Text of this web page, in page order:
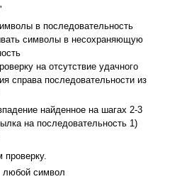
в последовательность
символы в несохраняющую
на отсутствие удачного
справа последовательности из
найденное на шагах 2-3
на последовательность 1)
любой символ